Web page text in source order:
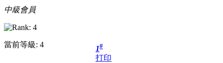
中級會員
當前等級: 4 1#
打印